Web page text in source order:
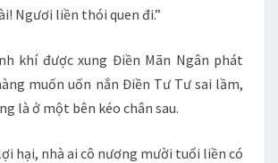
Ngươi liền thói quen đi.”
khí được xung Điền Mãn Ngân phát
muốn uốn nắn Điền Tư Tư sai lầm,
là ở một bên kéo chân sau.
hại, nhà ai cô nương mười tuổi liền có